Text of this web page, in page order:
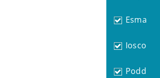
Esma
Iosco
Podd